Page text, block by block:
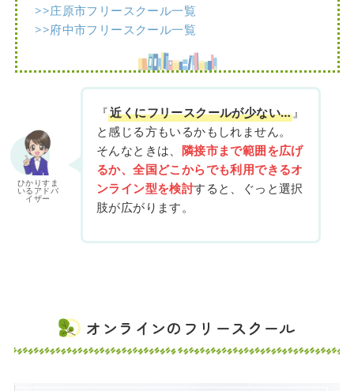
>>庄原市フリースクール一覧
>>府中市フリースクール一覧
ひかりすま
いるアドバ
イザー
『近くにフリースクールが少ない… 』
と感じる方もいるかもしれません。
そんなときは、 隣接市まで範囲を広げ
るか、全国どこからでも利用できるオ
ンライン型を検討すると、ぐっと選択
肢が広がります。
オンラインのフリースクール